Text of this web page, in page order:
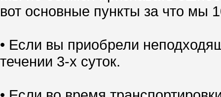
вот основные пункты за что мы
• Если вы приобрели
течении 3-х суток.